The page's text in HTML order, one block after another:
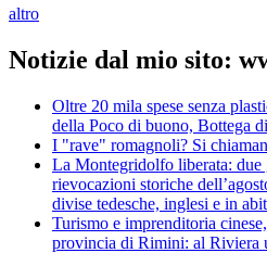
altro
Notizie dal mio sito:
Oltre 20 mila spese senza
della Poco di buono, Bottega
I "rave" romagnoli? Si
La Montegridolfo liberata:
rievocazioni storiche
divise tedesche, inglesi e in
Turismo e imprenditoria
provincia di Rimini: al Riviera